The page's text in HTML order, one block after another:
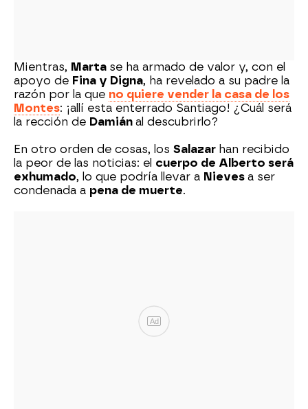
Mientras, Marta se ha armado de valor y, con el
apoyo de Fina y Digna, ha revelado a su padre la
razón por la que no quiere vender la casa de los
Montes: ¡allí esta enterrado Santiago! ¿Cuál será
la rección de Damián al descubrirlo?
En otro orden de cosas, los Salazar han recibido
la peor de las noticias: el cuerpo de Alberto será
exhumado, lo que podría llevar a Nieves a ser
condenada a pena de muerte.
Ad